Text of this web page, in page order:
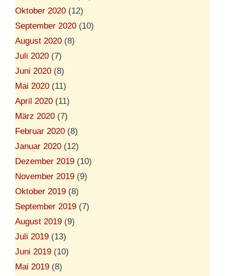
Oktober 2020 (12)
September 2020 (10)
August 2020 (8)
Juli 2020 (7)
Juni 2020 (8)
Mai 2020 (11)
April 2020 (11)
März 2020 (7)
Februar 2020 (8)
Januar 2020 (12)
Dezember 2019 (10)
November 2019 (9)
Oktober 2019 (8)
September 2019 (7)
August 2019 (9)
Juli 2019 (13)
Juni 2019 (10)
Mai 2019 (8)